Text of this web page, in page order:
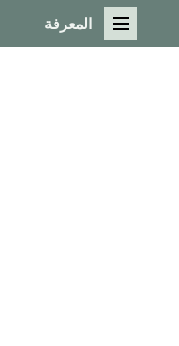
القائمة الرئيسية
المعرفة